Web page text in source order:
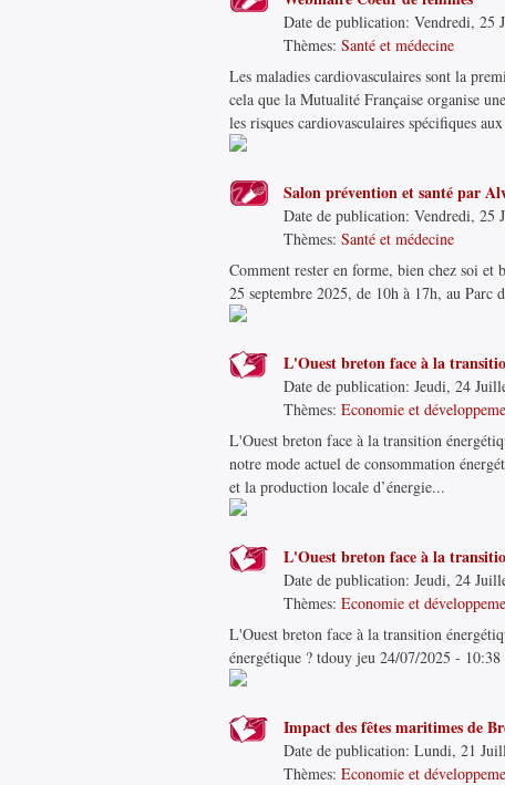
Date de publication:Vendredi, 25
Thèmes:Santé et médecine
Les maladies cardiovasculaires sont la
cela que la Mutualité Française organise
les risques cardiovasculaires spécifiques
Salon prévention et santé par
Date de publication:Vendredi, 25
Thèmes:Santé et médecine
Comment rester en forme, bien chez soi
25 septembre 2025, de 10h à 17h, au
L'Ouest breton face à la
Date de publication:Jeudi, 24
Thèmes:Economie et
L'Ouest breton face à la transition
notre mode actuel de consommation
et la production locale d’énergie...
L'Ouest breton face à la
Date de publication:Jeudi, 24
Thèmes:Economie et
L'Ouest breton face à la transition
énergétique ? tdouy jeu 24/07/2025 -
Impact des fêtes maritimes de
Date de publication:Lundi, 21
Thèmes:Economie et